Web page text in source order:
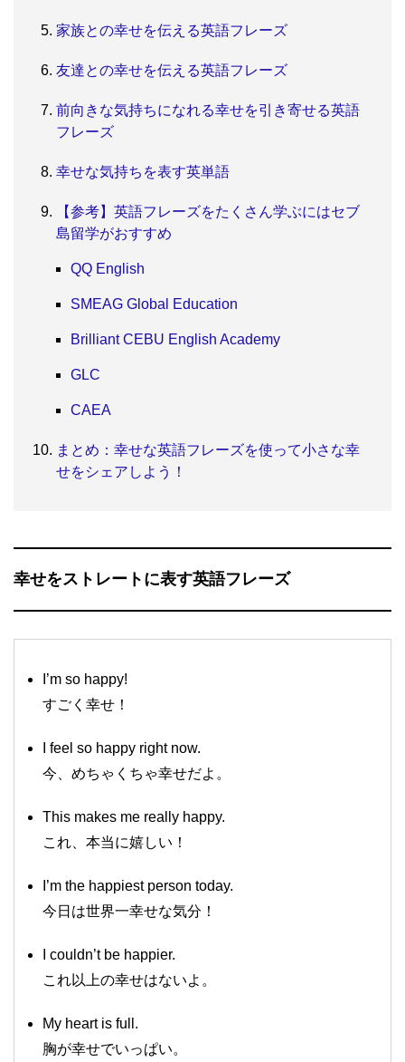
家族との幸せを伝える英語フレーズ
友達との幸せを伝える英語フレーズ
前向きな気持ちになれる幸せを引き寄せる英語
フレーズ
幸せな気持ちを表す英単語
【参考】英語フレーズをたくさん学ぶにはセブ
島留学がおすすめ
QQ English
SMEAG Global Education
Brilliant CEBU English Academy
GLC
CAEA
まとめ：幸せな英語フレーズを使って小さな幸
せをシェアしよう！
幸せをストレートに表す英語フレーズ
I’m so happy!
すごく幸せ！
I feel so happy right now.
今、めちゃくちゃ幸せだよ。
This makes me really happy.
これ、本当に嬉しい！
I’m the happiest person today.
今日は世界一幸せな気分！
I couldn’t be happier.
これ以上の幸せはないよ。
My heart is full.
胸が幸せでいっぱい。